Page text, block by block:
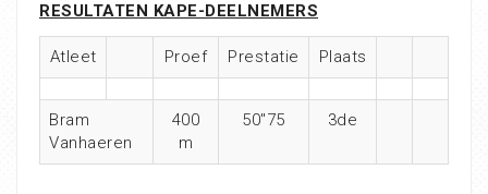
RESULTATEN KAPE-DEELNEMERS
Atleet Proef Prestatie Plaats
Bram
Vanhaeren
400
m
50″75 3de